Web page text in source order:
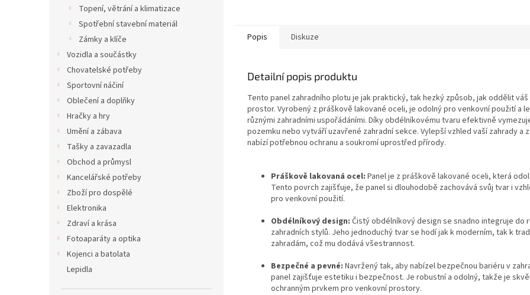
Topení, větrání a klimatizace
Spotřební stavební materiál
Zámky a klíče
Vozidla a součástky
Chovatelské potřeby
Sportovní náčiní
Oblečení a doplňky
Hračky a hry
Umění a zábava
Tašky a zavazadla
Obchod a průmysl
Kancelářské potřeby
Zboží pro dospělé
Elektronika
Zdraví a krása
Fotoaparáty a optika
Kojenci a batolata
Lepidla
Popis Diskuze
Detailní popis produktu
Tento panel zahradního plotu je jak praktický, tak hezký způsob, jak oddělit
prostor. Vyrobený z práškově lakované oceli, je odolný pro venkovní použití a
různými zahradními uspořádáními. Díky obdélníkovému tvaru efektivně
pozemku nebo vytváří uzavřené zahradní sekce. Vylepší vzhled vaší zahrady a
nabízí potřebnou ochranu a soukromí uprostřed přírody.
Práškově lakovaná ocel: Panel je z práškově lakované oceli, která
Tento povrch zajišťuje, že panel si dlouhodobě zachovává svůj tvar i
pro venkovní použití.
Obdélníkový design: Čistý obdélníkový design se snadno integruje do
zahradních stylů. Jeho jednoduchý tvar se hodí jak k moderním, tak k
zahradám, což mu dodává všestrannost.
Bezpečné a pevné: Navržený tak, aby nabízel bezpečnou bariéru v
panel zajišťuje estetiku i bezpečnost. Je robustní a odolný, takže je
ochranným prvkem pro venkovní prostory.